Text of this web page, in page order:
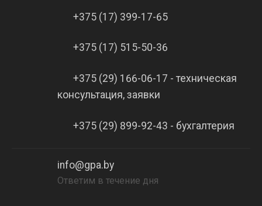
+375 (17) 399-17-65
+375 (17) 515-50-36
+375 (29) 166-06-17 - техническая
консультация, заявки
+375 (29) 899-92-43 - бухгалтерия
info@gpa.by
Ответим в течение дня